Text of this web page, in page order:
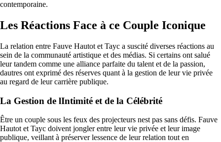
contemporaine.
Les Réactions Face à ce Couple Iconique
La relation entre Fauve Hautot et Tayc a suscité diverses réactions au
sein de la communauté artistique et des médias. Si certains ont salué
leur tandem comme une alliance parfaite du talent et de la passion,
dautres ont exprimé des réserves quant à la gestion de leur vie privée
au regard de leur carrière publique.
La Gestion de lIntimité et de la Célébrité
Être un couple sous les feux des projecteurs nest pas sans défis. Fauve
Hautot et Tayc doivent jongler entre leur vie privée et leur image
publique, veillant à préserver lessence de leur relation tout en